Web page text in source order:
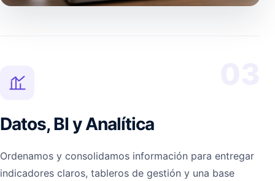
Datos, BI y Analítica
Ordenamos y consolidamos información para entregar
indicadores claros, tableros de gestión y una base